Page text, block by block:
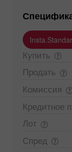
Купить
Продать
Комиссия
Кредитное
Лот
Спред